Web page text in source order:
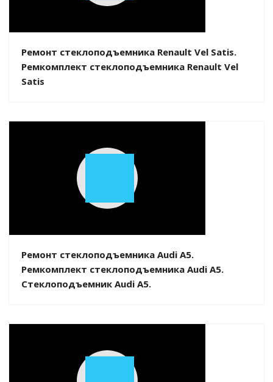
Ремонт стеклоподъемника Renault Vel Satis.
Ремкомплект стеклоподъемника Renault Vel
Satis
Play
Ремонт стеклоподъемника Audi A5.
Ремкомплект стеклоподъемника Audi A5.
Стеклоподъемник Audi A5.